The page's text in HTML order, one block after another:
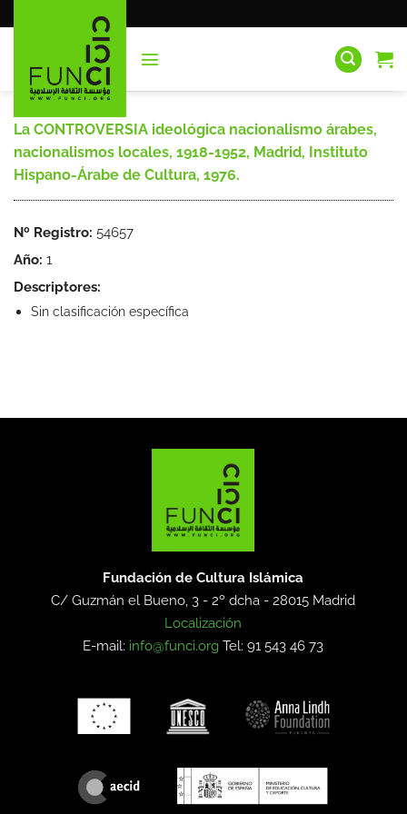
al
La CONTROVERSIA ideológica nacionalismo árabes,
nacionalismos locales, 1918-1952, Madrid, Instituto
Hispano-Árabe de Cultura, 1976.
Nº Registro: 54657
Año: 1
Descriptores:
Sin clasificación específica
Fundación de Cultura Islámica
C/ Guzmán el Bueno, 3 - 2º dcha -28015 Madrid
Localización
E-mail: info@funci.org Tel: 91 543 46 73